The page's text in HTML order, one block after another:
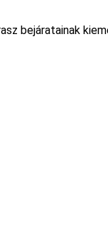
bejáratainak